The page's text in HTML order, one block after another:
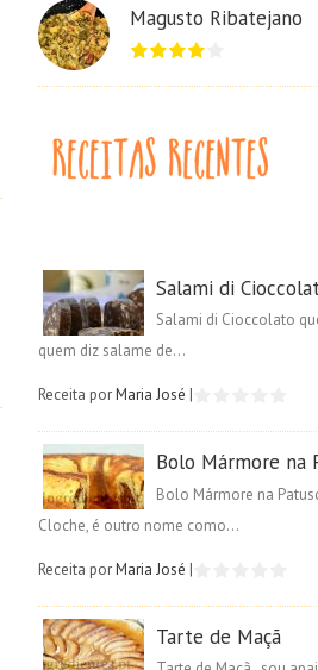
Magusto Ribatejano
Salami di
Salami di Cioccolato
quem diz salame de...
Receita porMaria José |
Bolo Mármore na
Bolo Mármore na
Cloche, é outro nome como...
Receita porMaria José |
Tarte de Maçã